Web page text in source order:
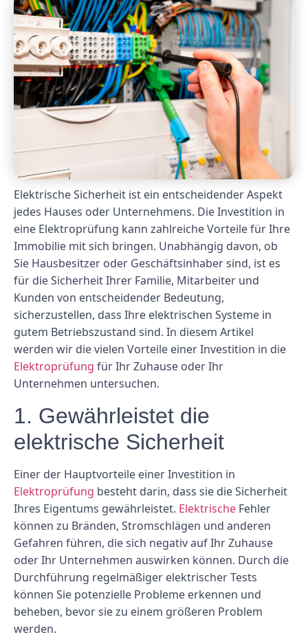
Elektrische Sicherheit ist ein entscheidender Aspekt
jedes Hauses oder Unternehmens. Die Investition in
eine Elektroprüfung kann zahlreiche Vorteile für Ihre
Immobilie mit sich bringen. Unabhängig davon, ob
Sie Hausbesitzer oder Geschäftsinhaber sind, ist es
für die Sicherheit Ihrer Familie, Mitarbeiter und
Kunden von entscheidender Bedeutung,
sicherzustellen, dass Ihre elektrischen Systeme in
gutem Betriebszustand sind. In diesem Artikel
werden wir die vielen Vorteile einer Investition in die
Elektroprüfung für Ihr Zuhause oder Ihr
Unternehmen untersuchen.
1. Gewährleistet die
elektrische Sicherheit
Einer der Hauptvorteile einer Investition in
Elektroprüfung besteht darin, dass sie die Sicherheit
Ihres Eigentums gewährleistet. Elektrische Fehler
können zu Bränden, Stromschlägen und anderen
Gefahren führen, die sich negativ auf Ihr Zuhause
oder Ihr Unternehmen auswirken können. Durch die
Durchführung regelmäßiger elektrischer Tests
können Sie potenzielle Probleme erkennen und
beheben, bevor sie zu einem größeren Problem
werden.